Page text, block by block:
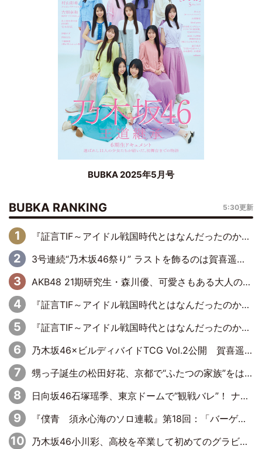
BUBKA 2025年5月号
BUBKA RANKING 5:30更新
『証言TIF～アイドル戦国時代とはなんだったのか～』第6回：でんぱ組.inc・古川未鈴×相沢梨紗「『ハロプロやりたかったな』って言ったら、夢眠ねむさんに『てめえはでんぱ組．incなんだよ！』って肩パンされて(笑)」
3号連続“乃木坂46祭り” ラストを飾るのは賀喜遥香…5年ぶりの登場に「5年分大人になった私を見ていただけたら」
AKB48 21期研究生・森川優、可愛さもある大人の女性に
『証言TIF～アイドル戦国時代とはなんだったのか～』第11回：私立恵比寿中学・真山りか×安本彩花「TIFで10年ぶりのキョンシーメイクをしたら、場を完全に引かせてしまって。時代が変わったんだなって」
『証言TIF～アイドル戦国時代とはなんだったのか～』第10回：さくら学院・武藤彩未×飯田らうら「正直、中3で辞めるというのを信じてなくて。そう言われてはいたけど、嘘でしょって」
乃木坂46×ビルディバイドTCG Vol.2公開 賀喜遥香＆田村真佑が『京まふ』ステージに登壇
甥っ子誕生の松田好花、京都で“ふたつの家族”をはしご！ “母”黒谷友香に見送られ、“父”松岡昌宏とはハシゴ酒
日向坂46石塚瑶季、東京ドームで“観戦バレ”！ ナイツ・塙も認めた「巨人に詳しすぎるアイドル」は元VENUSスクール生で杉内コーチ推し⁉
『僕青 須永心海のソロ連載』第18回：「バーゲンセールハンターみうな inしまむら」編
乃木坂46小川彩、高校を卒業して初めてのグラビア「大人になった感じがしました(笑)」